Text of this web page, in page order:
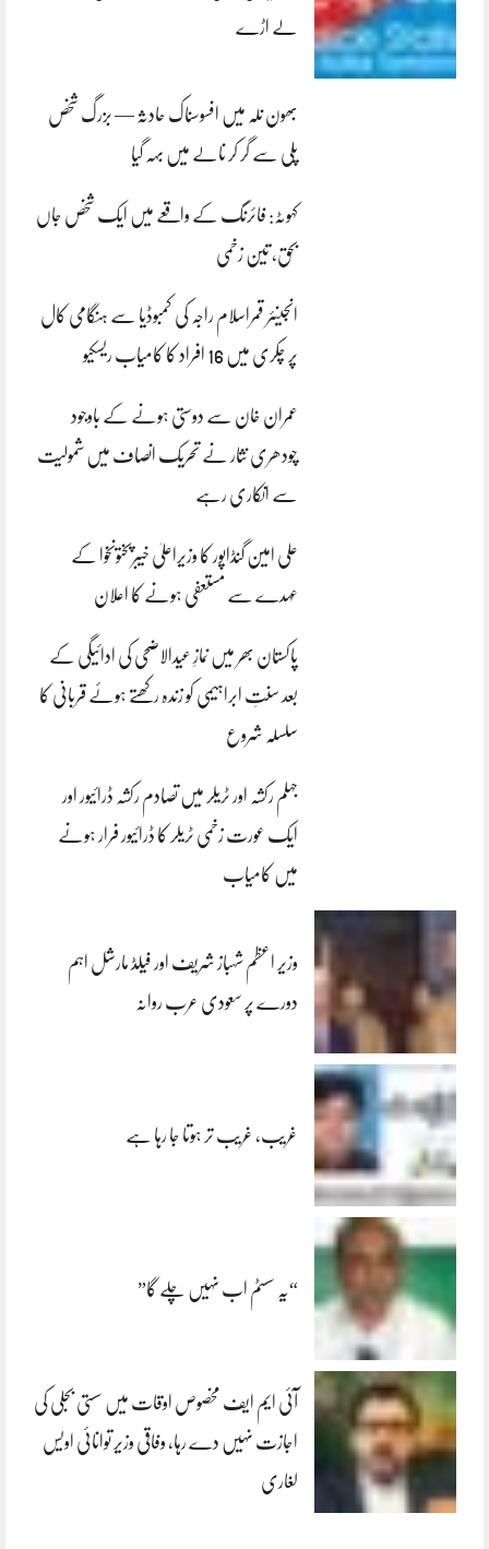
لے اڑے
بھون نلہ میں افسوسناک حادثہ — بزرگ شخص
پلی سے گر کر نالے میں بہہ گیا
کہوٹہ: فائرنگ کے واقعے میں ایک شخص جاں
بحق، تین زخمی
انجینئر قمراسلام راجہ کی کمبوڈیا سے ہنگامی کال
پر چکری میں 16 افراد کا کامیاب ریسکیو
عمران خان سے دوستی ہونے کے باوجود
چودھری نثار نے تحریک انصاف میں شمولیت
سے انکاری رہے
علی امین گنڈاپور کا وزیراعلیٰ خیبرپختونخوا کے
عہدے سے مستعفی ہونے کا اعلان
پاکستان بھر میں نمازِ عیدالاضحی کی ادائیگی کے
بعد سنتِ ابراہیمی کو زندہ رکھتے ہوئے قربانی کا
سلسلہ شروع
جہلم رکشہ اور ٹریلر میں تصادم رکشہ ڈرائیور اور
ایک عورت زخمی ٹریلر کا ڈرائیور فرار ہونے
میں کامیاب
وزیر اعظم شہباز شریف اور فیلڈ مارشل اہم
دورے پر سعودی عرب روانہ
غریب، غریب تر ہوتا جا رہا ہے
“یہ سسٹم اب نہیں چلے گا”
آئی ایم ایف مخصوص اوقات میں سستی بجلی کی
اجازت نہیں دے رہا، وفاقی وزیر توانائی اویس
لغاری